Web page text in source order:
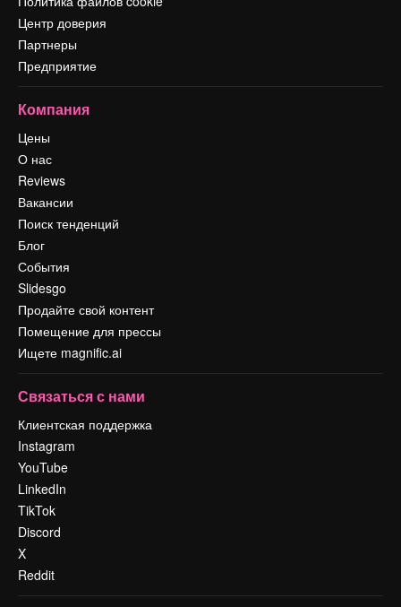
Центр доверия
Партнеры
Предприятие
Компания
Цены
О нас
Reviews
Вакансии
Поиск тенденций
Блог
События
Slidesgo
Продайте свой контент
Помещение для прессы
Ищете magnific.ai
Связаться с нами
Клиентская поддержка
Instagram
YouTube
LinkedIn
TikTok
Discord
X
Reddit